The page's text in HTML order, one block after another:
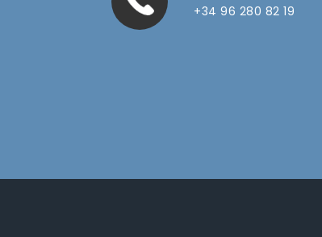
+34 96 280 82 19